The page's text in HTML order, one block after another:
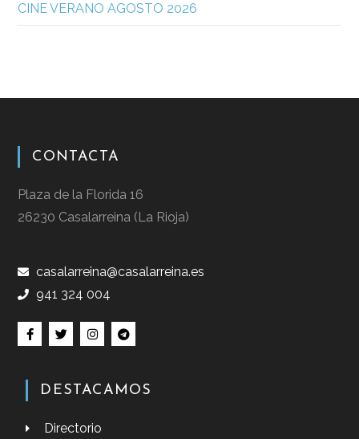
CINE VERANO AGOSTO 2026
CONTACTA
Plaza de la Florida 16
26230 Casalarreina (La Rioja)
casalarreina@casalarreina.es
941 324 004
DESTACAMOS
Directorio